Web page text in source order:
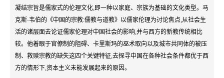
凝结宗旨是儒家式的伦理文化,即一种以家庭、宗族为基础的文化类型。马
克斯·韦伯的《中国的宗教:儒教与道教》以儒家伦理为讨论焦点,从社会生
活的诸层面去论证儒家伦理对中国社会的影响,并与西方的新教传统相比
较。他着眼于官僚制的阻碍、卡里斯玛的巫术取向以及城市共同体的被压
制、救赎宗教的缺失这四个关键特征,去探寻中国在各种社会条件都优于西
方的情形下,资本主义未能发展起来的原因。